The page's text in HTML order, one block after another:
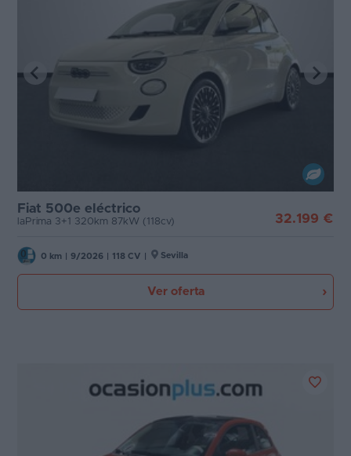
Fiat 500e eléctrico
laPrima 3+1 320km 87kW (118cv) 32.199 €
0 km 9/2026 118 CV Sevilla
Ver oferta